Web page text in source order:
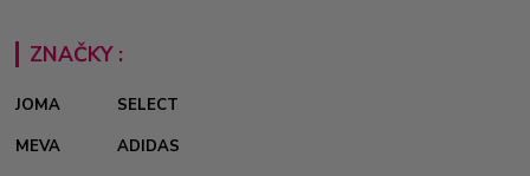
ZNAČKY :
JOMA
SELECT
MEVA
ADIDAS